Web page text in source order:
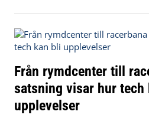
Från rymdcenter till
satsning visar hur tech
upplevelser